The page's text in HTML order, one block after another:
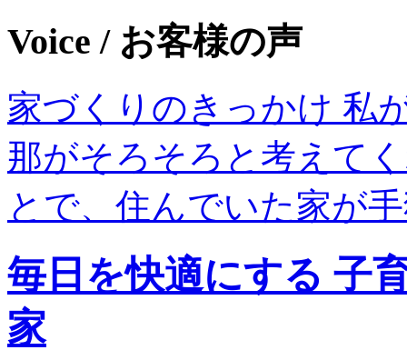
Voice / お客様の声
家づくりのきっかけ 私
那がそろそろと考えて
とで、住んでいた家が
毎日を快適にする 子
家